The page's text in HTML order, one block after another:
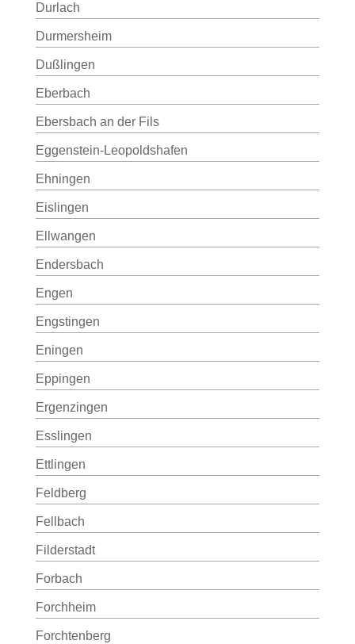
Durlach
Durmersheim
Dußlingen
Eberbach
Ebersbach an der Fils
Eggenstein-Leopoldshafen
Ehningen
Eislingen
Ellwangen
Endersbach
Engen
Engstingen
Eningen
Eppingen
Ergenzingen
Esslingen
Ettlingen
Feldberg
Fellbach
Filderstadt
Forbach
Forchheim
Forchtenberg